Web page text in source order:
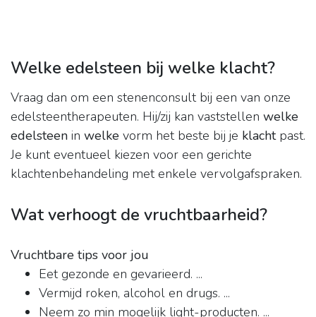
Welke edelsteen bij welke klacht?
Vraag dan om een stenenconsult bij een van onze
edelsteentherapeuten. Hij/zij kan vaststellen welke
edelsteen in welke vorm het beste bij je klachtpast.
Je kunt eventueel kiezen voor een gerichte
klachtenbehandeling met enkele vervolgafspraken.
Wat verhoogt de vruchtbaarheid?
Vruchtbare tips voor jou
Eet gezonde en gevarieerd. ...
Vermijd roken, alcohol en drugs. ...
Neem zo min mogelijk light-producten. ...